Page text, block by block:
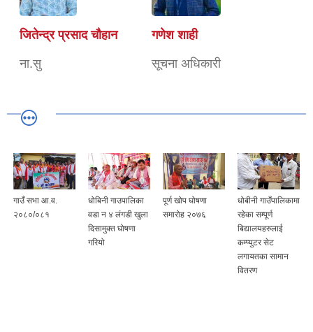
जितेन्द्र प्रसाद चौहान
ना.सु
गणेश शाही
सूचना अधिकारी
गाउँ सभा आ.व.
२०८०/०८१
धोबिनी गाउपालिका
वडा न ४ लंगडी खुला
दिसामुक्त घोषणा
गरियो
पूर्ण खोप घोषणा
समारोह २०७६
धोबीनी गाउँपालिकामा
रहेका सम्पूर्ण
बिद्यालयहरुलाई
कम्प्युटर सेट
लगायतका सामान
वितरण